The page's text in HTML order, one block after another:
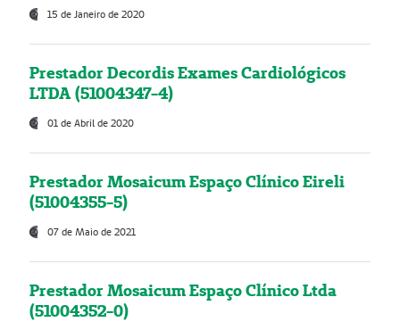
15 de Janeiro de 2020
Prestador Decordis Exames Cardiológicos
LTDA (51004347-4)
01 de Abril de 2020
Prestador Mosaicum Espaço Clínico Eireli
(51004355-5)
07 de Maio de 2021
Prestador Mosaicum Espaço Clínico Ltda
(51004352-0)